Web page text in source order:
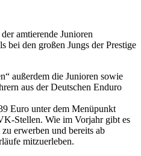
amtierende Junioren
bei den großen Jungs der Prestige
außerdem die Junioren sowie
aus der Deutschen Enduro
Euro unter dem Menüpunkt
Stellen. Wie im Vorjahr gibt es
erwerben und bereits ab
mitzuerleben.